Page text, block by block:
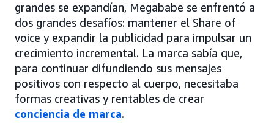
grandes se expandían, Megababe se enfrentó a
dos grandes desafíos: mantener el Share of
voice y expandir la publicidad para impulsar un
crecimiento incremental. La marca sabía que,
para continuar difundiendo sus mensajes
positivos con respecto al cuerpo, necesitaba
formas creativas y rentables de crear
conciencia de marca.